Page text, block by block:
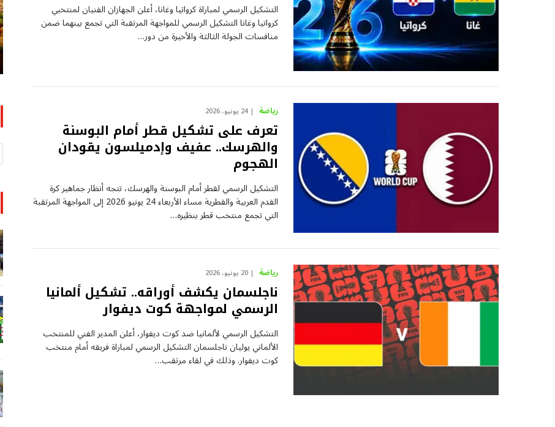
التشكيل الرسمي لمباراة كرواتيا وغانا، أعلن الجهازان الفنيان لمنتخبي
كرواتيا وغانا التشكيل الرسمي للمواجهة المرتقبة التي تجمع بينهما ضمن
منافسات الجولة الثالثة والأخيرة من دور…
رياضة 24 يونيو، 2026
تعرف على تشكيل قطر أمام البوسنة
والهرسك.. عفيف وإدميلسون يقودان
الهجوم
التشكيل الرسمي لقطر أمام البوسنة والهرسك، تتجه أنظار جماهير كرة
القدم العربية والقطرية مساء الأربعاء 24 يونيو 2026 إلى المواجهة المرتقبة
التي تجمع منتخب قطر بنظيره…
رياضة 20 يونيو، 2026
ناجلسمان يكشف أوراقه.. تشكيل ألمانيا
الرسمي لمواجهة كوت ديفوار
التشكيل الرسمي لألمانيا ضد كوت ديفوار، أعلن المدير الفني للمنتخب
الألماني يوليان ناجلسمان التشكيل الرسمي لمباراة فريقه أمام منتخب
كوت ديفوار. وذلك في لقاء مرتقب…